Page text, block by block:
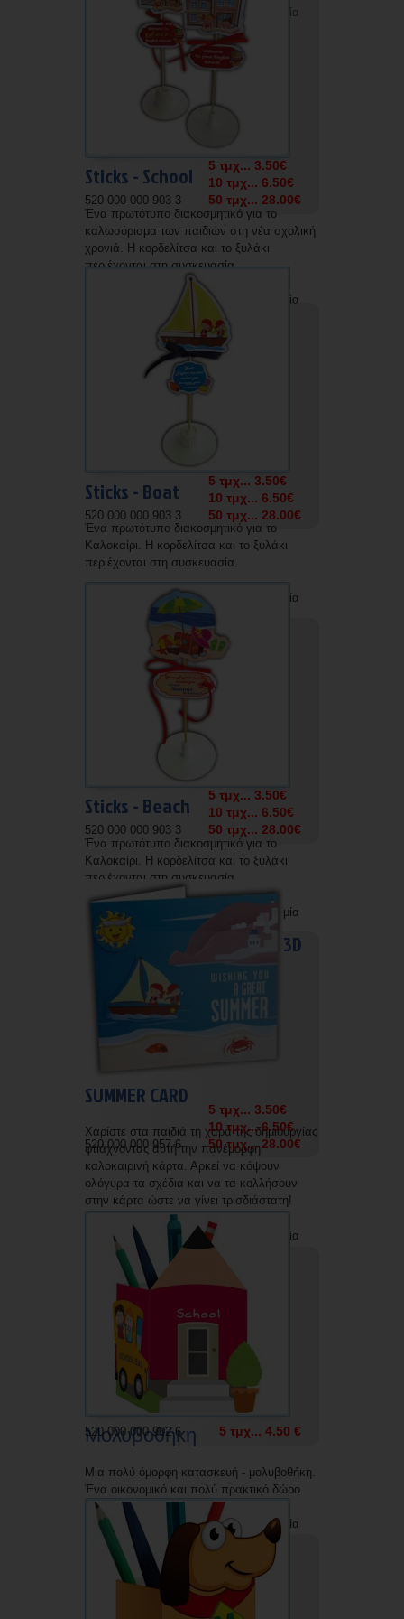
Δυνατότητα εκτύπωσης με την επωνυμία
Sticks - School
Ένα πρωτότυπο διακοσμητικό για το
καλωσόρισμα των παιδιών στη νέα σχολική
χρονιά. Η κορδελίτσα και το ξυλάκι
περιέχονται στη συσκευασία.
Δυνατότητα εκτύπωσης με την επωνυμία
5 τμχ... 3.50€
10 τμχ... 6.50€
50 τμχ... 28.00€
520 000 000 903 3
Sticks - Boat
Ένα πρωτότυπο διακοσμητικό για το
Καλοκαίρι. Η κορδελίτσα και το ξυλάκι
περιέχονται στη συσκευασία.
Δυνατότητα εκτύπωσης με την επωνυμία
5 τμχ... 3.50€
10 τμχ... 6.50€
50 τμχ... 28.00€
520 000 000 903 3
Sticks - Beach
Ένα πρωτότυπο διακοσμητικό για το
Καλοκαίρι. Η κορδελίτσα και το ξυλάκι
περιέχονται στη συσκευασία.
Δυνατότητα εκτύπωσης με την επωνυμία
σας.
5 τμχ... 3.50€
10 τμχ... 6.50€
50 τμχ... 28.00€
520 000 000 903 3
3D
SUMMER CARD
Χαρίστε στα παιδιά τη χαρά της δημιουργίας
φτιάχνοντας αυτή την πανέμορφη
καλοκαιρινή κάρτα. Αρκεί να κόψουν
ολόγυρα τα σχέδια και να τα κολλήσουν
στην κάρτα ώστε να γίνει τρισδιάστατη!
Δυνατότητα εκτύπωσης με την επωνυμία
5 τμχ... 3.50€
10 τμχ... 6.50€
50 τμχ... 28.00€
520 000 000 957 6
Μολυβοθήκη
Μια πολύ όμορφη κατασκευή - μολυβοθήκη.
Ένα οικονομικό και πολύ πρακτικό δώρο.
Δυνατότητα εκτύπωσης με την επωνυμία
σας.
5 τμχ... 4.50 €
520 000 000 902 6